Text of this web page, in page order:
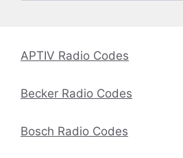
APTIV Radio Codes
Becker Radio Codes
Bosch Radio Codes